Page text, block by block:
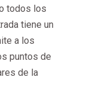
todos los
tiene un
a los
puntos de
de la